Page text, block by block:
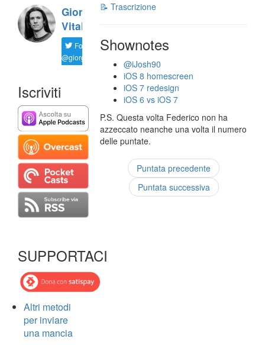
Giorgio
Vitali
Follow
@giorgio__vit
Iscriviti
SUPPORTACI
Altri metodi
per inviare
una mancia
📝 Trascrizione
Shownotes
@iJosh90
iOS 8 homescreen
iOS 7 redesign
iOS 6 vs iOS 7
P.S. Questa volta Federico non ha
azzeccato neanche una volta il numero
delle puntate.
Puntata precedente
Puntata successiva